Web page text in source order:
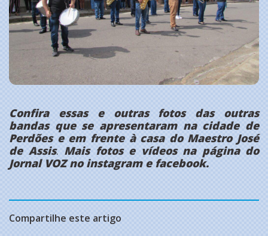
Confira essas e outras fotos das outras
bandas que se apresentaram na cidade de
Perdões e em frente à casa do Maestro José
de Assis. Mais fotos e vídeos na página do
Jornal VOZ no instagram e facebook.
Compartilhe este artigo